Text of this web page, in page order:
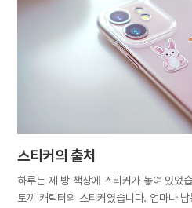
말과 행동으로 기쁘게 해주려고 노력했
무심했던 것 같아 미안한 마음이 들었고,
바뀌어야겠다고 생각했습니다. 하나님께
실천해야겠다고 다짐했지요. 남편은 ‘사랑
빠짐없이 이행하고 있습니다. 이에 보답
현관에서 남편을 배웅하며 허리를 90도로
스티커의 출처
하루는 제 방 책상에 스티커가 놓여 있었
토끼 캐릭터의 스티커였습니다. 엄마나